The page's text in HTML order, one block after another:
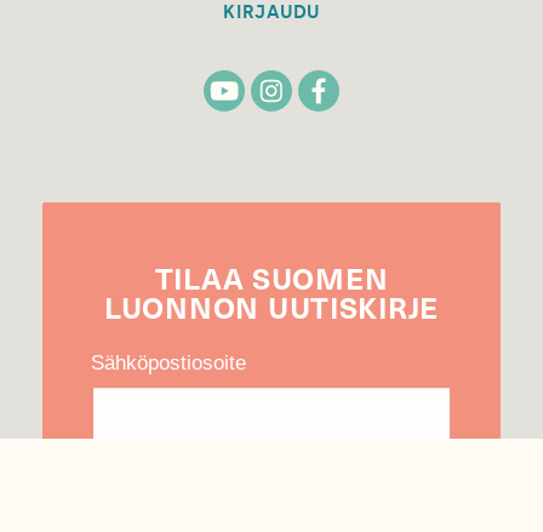
KIRJAUDU
TILAA SUOMEN
LUONNON UUTIS­KIRJE
Sähköpostiosoite